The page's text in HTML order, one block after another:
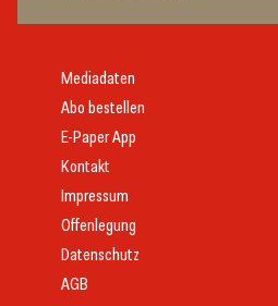
Mediadaten
Abo bestellen
E-Paper App
Kontakt
Impressum
Offenlegung
Datenschutz
AGB